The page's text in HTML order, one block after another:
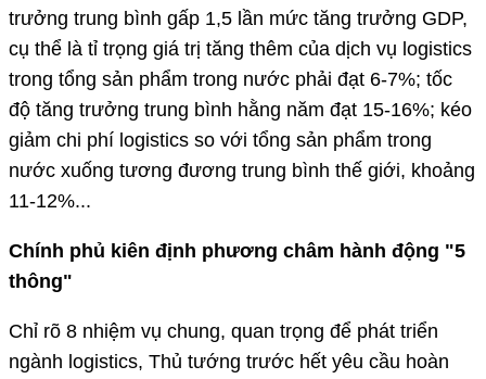
trưởng trung bình gấp 1,5 lần mức tăng trưởng GDP,
cụ thể là tỉ trọng giá trị tăng thêm của dịch vụ logistics
trong tổng sản phẩm trong nước phải đạt 6-7%; tốc
độ tăng trưởng trung bình hằng năm đạt 15-16%; kéo
giảm chi phí logistics so với tổng sản phẩm trong
nước xuống tương đương trung bình thế giới, khoảng
11-12%...
Chính phủ kiên định phương châm hành động "5
thông"
Chỉ rõ 8 nhiệm vụ chung, quan trọng để phát triển
ngành logistics, Thủ tướng trước hết yêu cầu hoàn